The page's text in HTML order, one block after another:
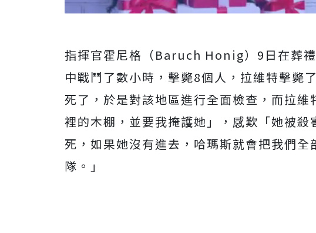
指揮官霍尼格（Baruch Honig）9日在葬
中戰鬥了數小時，擊斃8個人，拉維特擊斃
死了，於是對該地區進行全面檢查，而拉
裡的木棚，並要我掩護她」，感歎「她被
死，如果她沒有進去，哈瑪斯就會把我們全
隊。」